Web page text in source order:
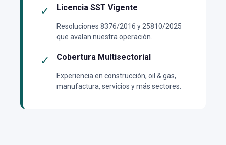
✓ Licencia SST Vigente
Resoluciones 8376/2016 y 25810/2025
que avalan nuestra operación.
✓ Cobertura Multisectorial
Experiencia en construcción, oil & gas,
manufactura, servicios y más sectores.